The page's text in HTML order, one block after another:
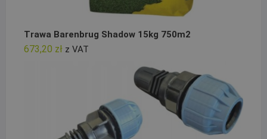
Trawa Barenbrug Shadow 15kg 750m2
673,20 zł z VAT